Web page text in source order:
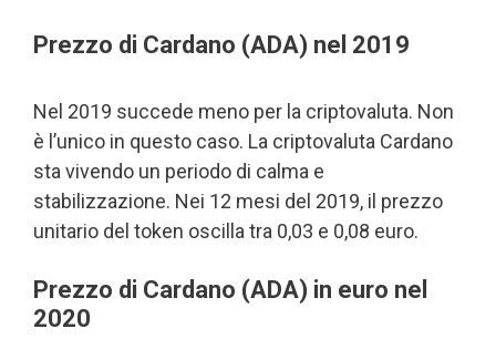
Prezzo di Cardano (ADA) nel 2019
Nel 2019 succede meno per la criptovaluta. Non
è l’unico in questo caso. La criptovaluta Cardano
sta vivendo un periodo di calma e
stabilizzazione. Nei 12 mesi del 2019, il prezzo
unitario del token oscilla tra 0,03 e 0,08 euro.
Prezzo di Cardano (ADA) in euro nel
2020